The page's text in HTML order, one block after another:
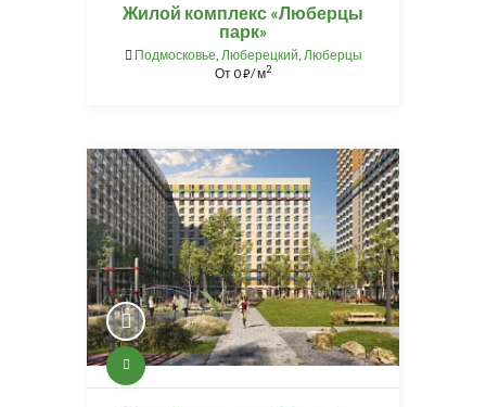
Жилой комплекс «Люберцы
парк»
Подмосковье Люберецкий Люберцы
От0⃏/ м2